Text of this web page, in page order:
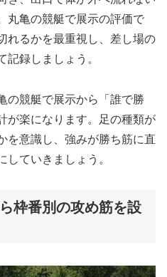
丸亀の競艇で展示の評価で
れるかを最重視し、差し場の
記録しましょう。
の競艇で展示から「誰で勝
が楽になります。足の種類が
を意識し、強みが勝ち筋に直
していきましょう。
枠番別の攻め筋を設